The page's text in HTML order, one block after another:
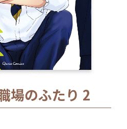
ックガルド
ッククリエ
リキューレ
場のふたり 2